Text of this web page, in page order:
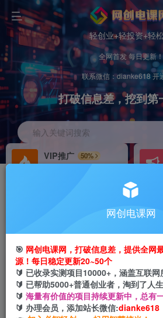
轻创业+轻投资+轻
全网首发 每日更新！
联系微信：dianke618 开
打破信息差，挖到第
输入关键词搜索
VIP推广
50%
搭建同款网站，自己当老板
日入2000+，实现全自动成交，
3.0，当天操作当天见收益，实
网创电课网
网创电课网
🎯 网创电课网，打破信息差，提供全网
源！每日稳定更新20~50个
🔰 已收录实测项目10000+，涵盖互联网
🔰 已帮助5000+普通创业者，淘到了人
🔰 海量有价值的项目持续更新中，总有
🔰 办理会员，添加站长微信:dianke618